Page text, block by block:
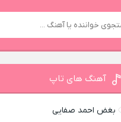
آهنگ های تاپ
بغض احمد صفایی